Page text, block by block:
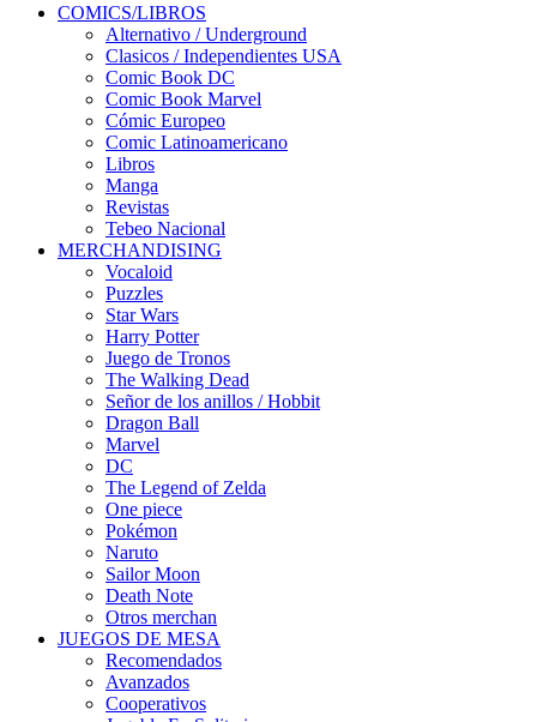
COMICS/LIBROS
Alternativo / Underground
Clasicos / Independientes USA
Comic Book DC
Comic Book Marvel
Cómic Europeo
Comic Latinoamericano
Libros
Manga
Revistas
Tebeo Nacional
MERCHANDISING
Vocaloid
Puzzles
Star Wars
Harry Potter
Juego de Tronos
The Walking Dead
Señor de los anillos / Hobbit
Dragon Ball
Marvel
DC
The Legend of Zelda
One piece
Pokémon
Naruto
Sailor Moon
Death Note
Otros merchan
JUEGOS DE MESA
Recomendados
Avanzados
Cooperativos